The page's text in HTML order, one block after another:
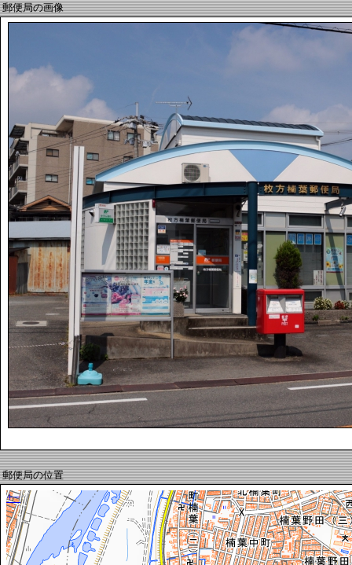
郵便局の画像
郵便局の位置